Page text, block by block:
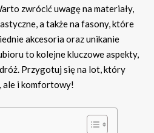
zwrócić uwagę na materiały,
a także na fasony, które
akcesoria oraz unikanie
to kolejne kluczowe aspekty,
Przygotuj się na lot, który
ale i komfortowy!